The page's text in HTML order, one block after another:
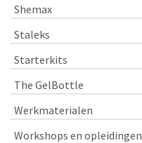
Shemax
Staleks
Starterkits
The GelBottle
Werkmaterialen
Workshops en opleidingen